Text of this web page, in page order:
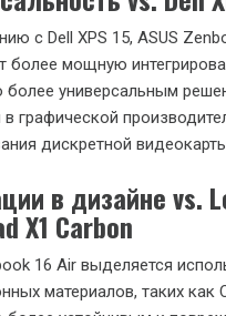
обучения, что особенно
разработчиков,
data science.
с
16 Air
vs.
16 Air с процессором